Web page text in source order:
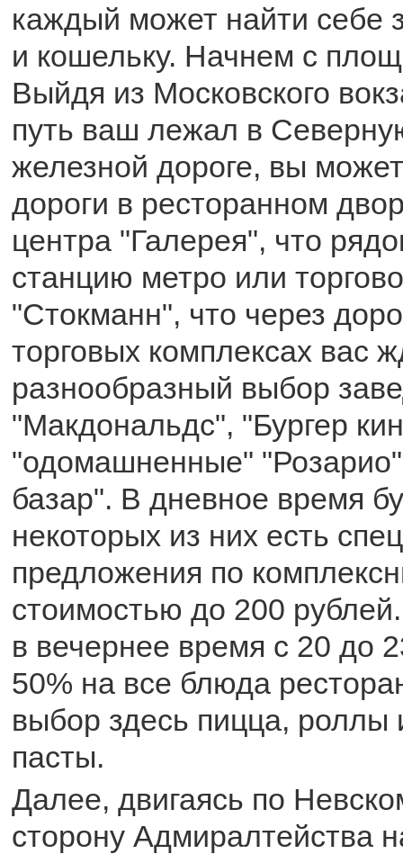
каждый может найти себе
и кошельку. Начнем с
Выйдя из Московского
путь ваш лежал в
железной дороге, вы
дороги в ресторанном
центра "Галерея", что
станцию метро или
"Стокманн", что через
торговых комплексах вас
разнообразный выбор
"Макдональдс", "Бургер
"одомашненные"
базар". В дневное время
некоторых из них есть
предложения по
стоимостью до 200
в вечернее время с 20 до
50% на все блюда
выбор здесь пицца,
пасты.
Далее, двигаясь по
сторону Адмиралтейства